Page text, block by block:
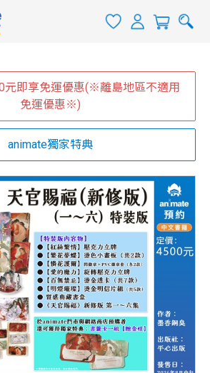
元即享免運優惠(※離島地區不適用
免運優惠※)
animate獨家特典